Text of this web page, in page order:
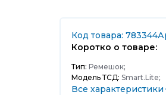
Код товара: 783344
Коротко о товаре:
Тип: Ремешок;
Модель ТСД: Smart.Lite;
Все характеристики